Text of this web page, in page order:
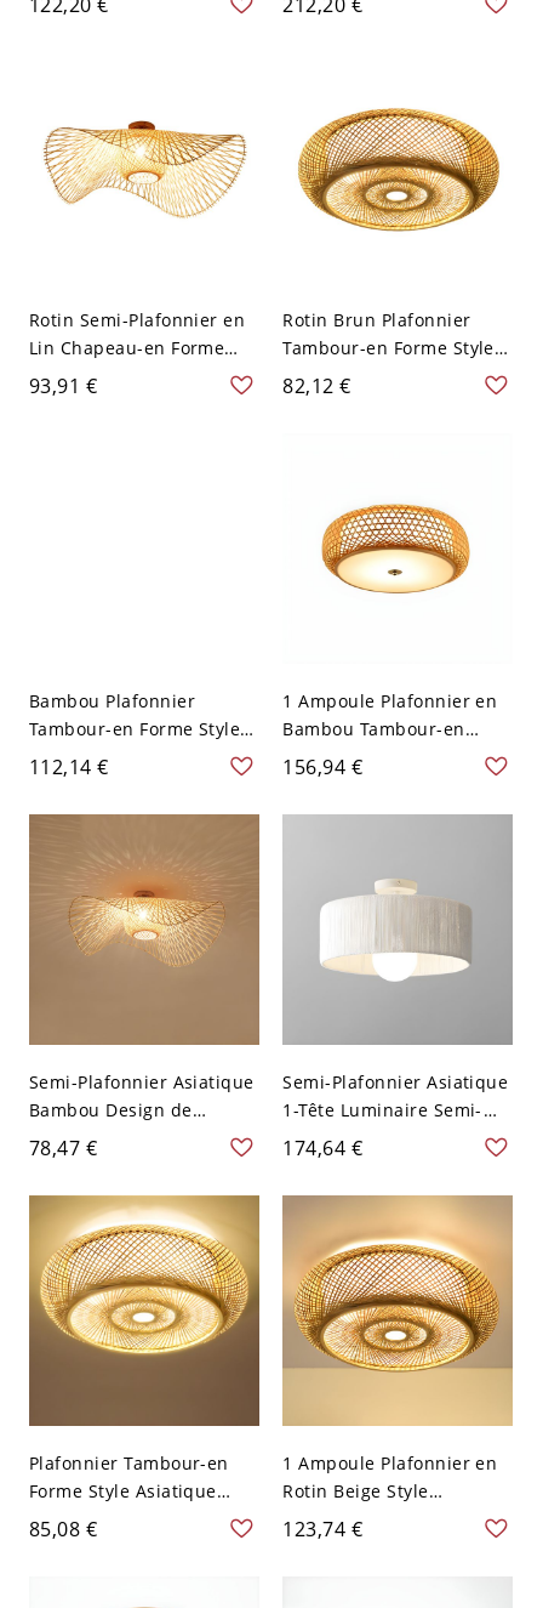
Encastré en Bambou
Tête pour Salon - Bois 110
Rotin Semi-Plafonnier en
Lin Chapeau-en Forme
Style Asiatique à 1
Ampoule pour Restaurant
93,91 €
Rotin Brun Plafonnier
Tambour-en Forme Style
Asiatique Lampe
Encastrée pour
82,12 €
Bambou Plafonnier
Tambour-en Forme Style
Asiatique Lampe
Encastrée pour Salle à
Manger - Lin 110 V-120 V
112,14 €
1 Ampoule Plafonnier en
Bambou Tambour-en
Forme Style Asiatique
Lampe Encastrée pour
Salon - Beige 110 V-120 V
156,94 €
Semi-Plafonnier Asiatique
Bambou Design de
Chapeau 1 Tête Luminaire
Semi-Encastré en Lin - Lin
110 V-120 V 48,26 cm
78,47 €
Semi-Plafonnier Asiatique
1-Tête Luminaire Semi-
Encastré en Blanc Design
de Tamour en Rotin
d'Herbe - Blanc 110 V-120
174,64 €
Plafonnier Tambour-en
Forme Style Asiatique
Lampe de Plafond en
Rotin Beige - Beige 110 V-
85,08 €
1 Ampoule Plafonnier en
Rotin Beige Style
Asiatique Lampe de
Plafond Tambour-en
123,74 €